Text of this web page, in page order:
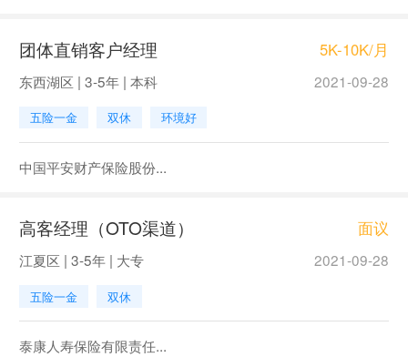
团体直销客户经理 5K-10K/月
东西湖区 | 3-5年 | 本科 2021-09-28
五险一金 双休 环境好
中国平安财产保险股份...
高客经理（OTO渠道） 面议
江夏区 | 3-5年 | 大专 2021-09-28
五险一金 双休
泰康人寿保险有限责任...